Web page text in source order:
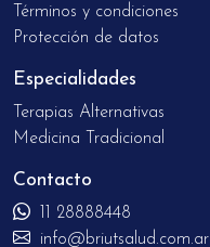
Términos y condiciones
Protección de datos
Especialidades
Terapias Alternativas
Medicina Tradicional
Contacto
11 28888448
info@briutsalud.com.ar